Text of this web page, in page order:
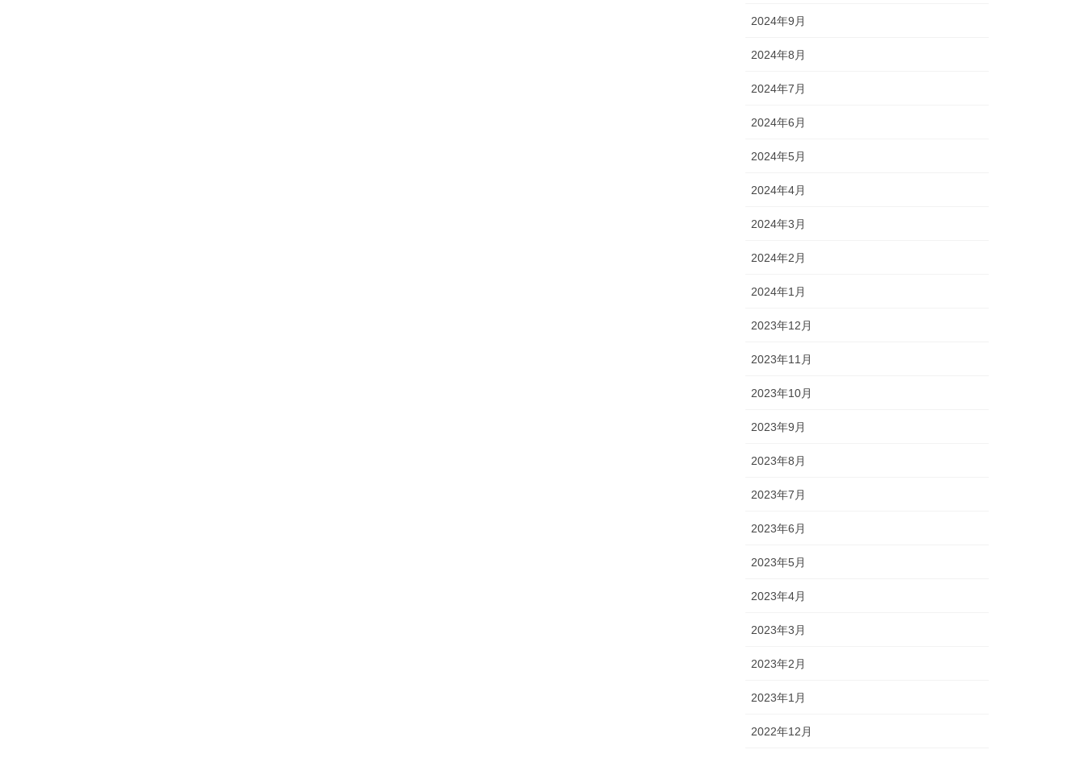
2024年9月
2024年8月
2024年7月
2024年6月
2024年5月
2024年4月
2024年3月
2024年2月
2024年1月
2023年12月
2023年11月
2023年10月
2023年9月
2023年8月
2023年7月
2023年6月
2023年5月
2023年4月
2023年3月
2023年2月
2023年1月
2022年12月